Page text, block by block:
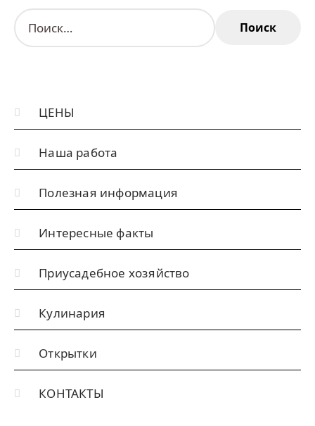
Н
а
:
ЦЕНЫ
Наша работа
Полезная информация
Интересные факты
Приусадебное хозяйство
Кулинария
Открытки
КОНТАКТЫ